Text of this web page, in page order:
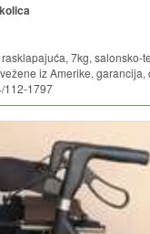
7kg, salonsko-
iz Amerike, garancija,
112-1797